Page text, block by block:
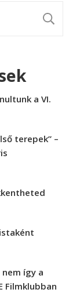
a VI.
terepek” –
így a
Filmklubban